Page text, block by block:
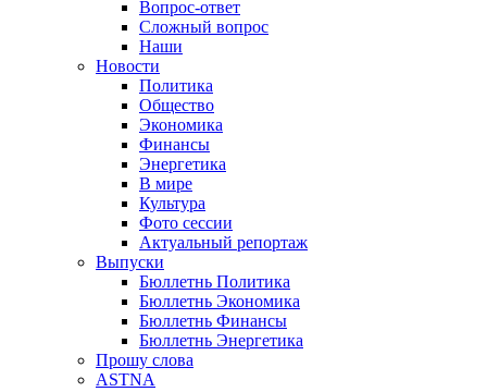
Вопрос-ответ
Сложный вопрос
Наши
Новости
Политика
Общество
Экономика
Финансы
Энергетика
В мире
Культура
Фото сессии
Актуальный репортаж
Выпуски
Бюллетнь Политика
Бюллетнь Экономика
Бюллетнь Финансы
Бюллетнь Энергетика
Прошу слова
ASTNA